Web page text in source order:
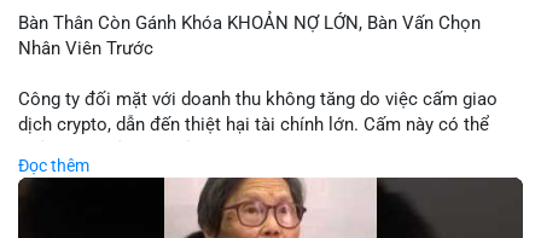
Bàn Thân Còn Gánh Khóa KHOẢN NỢ LỚN, Bàn Vấn Chọn
Nhân Viên Trước
Công ty đối mặt với doanh thu không tăng do việc cấm giao
dịch crypto, dẫn đến thiệt hại tài chính lớn. Cấm này có thể
biến động giá digital asset. Bàn vấn chuyển hướng tập trung
vào nhân lực, cho thấy chiến lược giảm chi phí hoặc điều chỉnh
mô hình kinh doanh. Điều này có thể ảnh hưởng đến thị trường
Đọc thêm